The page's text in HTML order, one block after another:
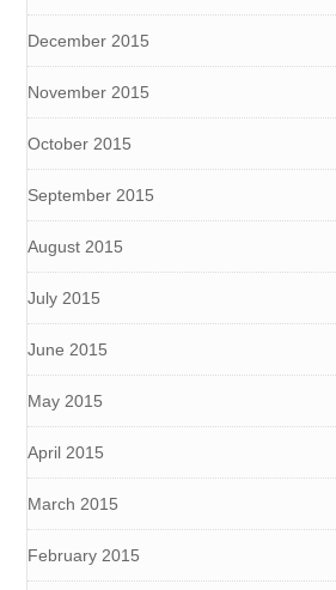
December 2015
November 2015
October 2015
September 2015
August 2015
July 2015
June 2015
May 2015
April 2015
March 2015
February 2015